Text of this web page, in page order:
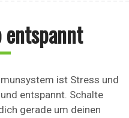
ist Stress und
entspannt. Schalte
gerade um deinen